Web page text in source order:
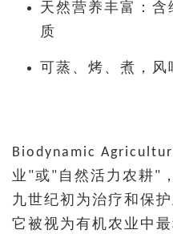
天然营养丰富：含
质
可蒸、烤、煮，
Biodynamic
业"或"自然活力农耕"
九世纪初为治疗和保
它被视为有机农业中